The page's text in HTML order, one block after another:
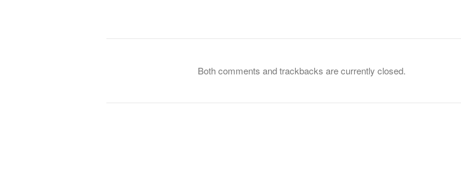
Both comments and trackbacks are currently closed.